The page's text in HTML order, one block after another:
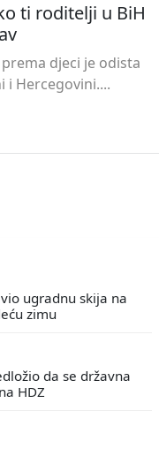
ti roditelji u BiH
djeci je odista
i Hercegovini....
ugradnu skija na
zimu
da se državna
HDZ